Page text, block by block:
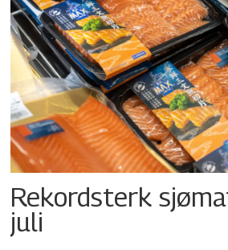
Rekordsterk
juli